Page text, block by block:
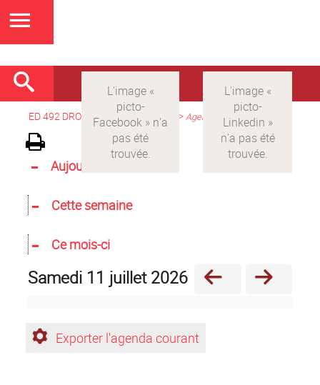
ED 492 DROIT > Version française >Agenda
Aujourd'hui
Cette semaine
Ce mois-ci
samedi 11 juillet 2026
Exporter l'agenda courant